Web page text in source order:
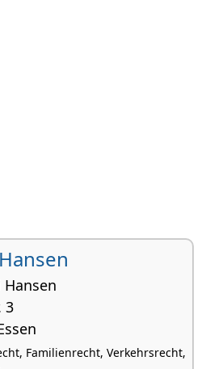
Hansen
3
Familienrecht, Verkehrsrecht,